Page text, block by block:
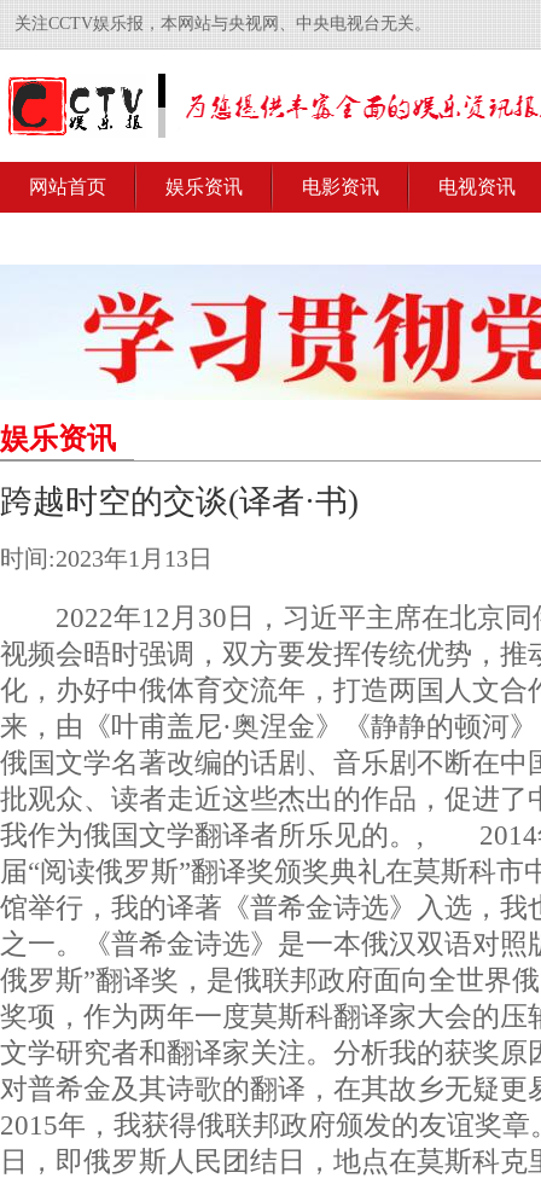
关注CCTV娱乐报，本网站与央视网、中央电视台无关。
网站首页 娱乐资讯 电影资讯 电视资讯
娱乐资讯
跨越时空的交谈(译者·书)
时间:2023年1月13日
2022年12月30日，习近平主席在北京同
视频会晤时强调，双方要发挥传统优势，推
化，办好中俄体育交流年，打造两国人
来，由《叶甫盖尼·奥涅金》《静静的顿河
俄国文学名著改编的话剧、音乐剧不断在中
批观众、读者走近这些杰出的作品，促进了
我作为俄国文学翻译者所乐见的。, 2014
届“阅读俄罗斯”翻译奖颁奖典礼在莫斯科市
馆举行，我的译著《普希金诗选》入选，我
之一。《普希金诗选》是一本俄汉双语对照
俄罗斯”翻译奖，是俄联邦政府面向全世界
奖项，作为两年一度莫斯科翻译家大会的压
文学研究者和翻译家关注。分析我的获奖原
对普希金及其诗歌的翻译，在其故乡无
2015年，我获得俄联邦政府颁发的友谊奖章
日，即俄罗斯人民团结日，地点在莫斯科克